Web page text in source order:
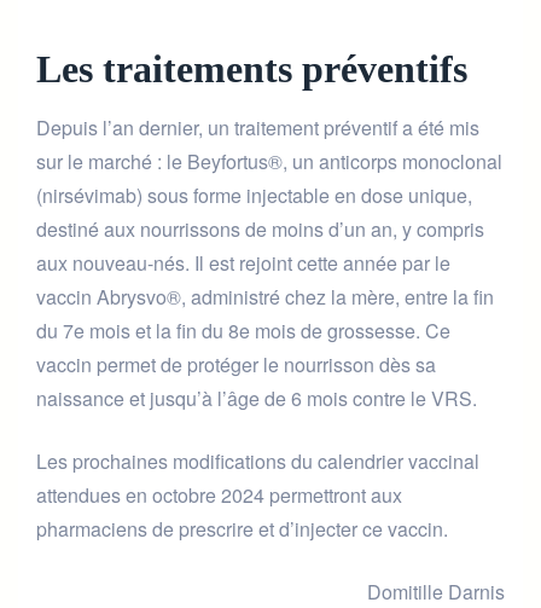
Les traitements préventifs
Depuis l’an dernier, un traitement préventif a été mis
sur le marché : le Beyfortus®, un anticorps monoclonal
(nirsévimab) sous forme injectable en dose unique,
destiné aux nourrissons de moins d’un an, y compris
aux nouveau-nés. Il est rejoint cette année par le
vaccin Abrysvo®, administré chez la mère, entre la fin
du 7e mois et la fin du 8e mois de grossesse. Ce
vaccin permet de protéger le nourrisson dès sa
naissance et jusqu’à l’âge de 6 mois contre le VRS.
Les prochaines modifications du calendrier vaccinal
attendues en octobre 2024 permettront aux
pharmaciens de prescrire et d’injecter ce vaccin.
Domitille Darnis